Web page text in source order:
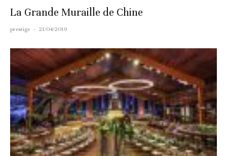
La Grande Muraille de Chine
prestige · 21/04/2019